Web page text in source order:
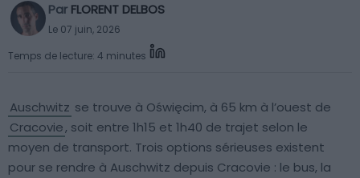
Par FLORENT DELBOS
Le 07 juin, 2026
Temps de lecture: 4 minutes
Auschwitz se trouve à Oświęcim, à 65 km à l’ouest de
Cracovie, soit entre 1h15 et 1h40 de trajet selon le
moyen de transport. Trois options sérieuses existent
pour se rendre à Auschwitz depuis Cracovie : le bus, la